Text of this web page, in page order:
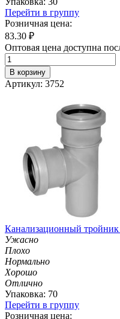
Перейти в группу
Розничная цена:
83.30 ₽
Оптовая цена доступна
В корзину
Артикул: 3752
Канализационный
Ужасно
Плохо
Нормально
Хорошо
Отлично
Упаковка: 70
Перейти в группу
Розничная цена: